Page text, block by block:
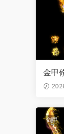
金甲
剑甲